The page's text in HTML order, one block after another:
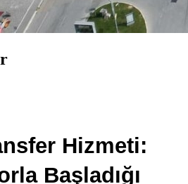
Hizmeti:
Başladığı